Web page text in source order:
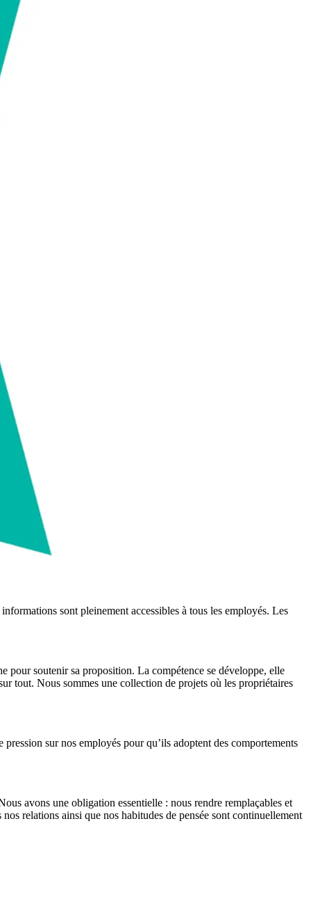
sont pleinement accessibles à tous les employés. Les
pour soutenir sa proposition. La compétence se développe, elle
tout. Nous sommes une collection de projets où les propriétaires
sur nos employés pour qu’ils adoptent des comportements
avons une obligation essentielle : nous rendre remplaçables et
relations ainsi que nos habitudes de pensée sont continuellement